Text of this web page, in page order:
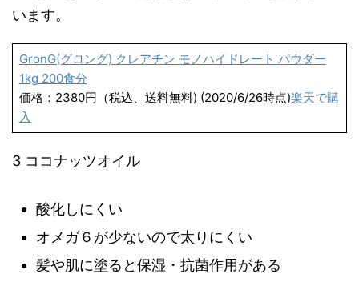
います。
GronG(グロング) クレアチン モノハイドレート パウダー
1kg 200食分
価格：2380円（税込、送料無料) (2020/6/26時点)楽天で購
入
3 ココナッツオイル
酸化しにくい
オメガ６が少ないので太りにくい
髪や肌に塗ると保湿・抗菌作用がある